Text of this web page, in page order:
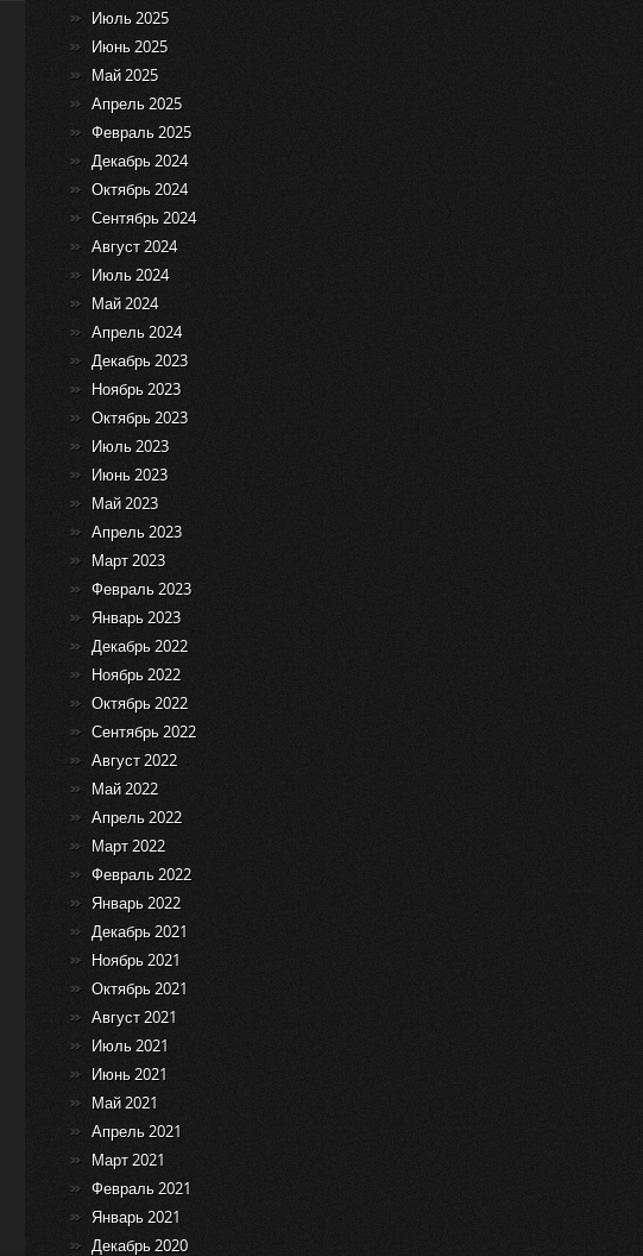
Июль 2025
Июнь 2025
Май 2025
Апрель 2025
Февраль 2025
Декабрь 2024
Октябрь 2024
Сентябрь 2024
Август 2024
Июль 2024
Май 2024
Апрель 2024
Декабрь 2023
Ноябрь 2023
Октябрь 2023
Июль 2023
Июнь 2023
Май 2023
Апрель 2023
Март 2023
Февраль 2023
Январь 2023
Декабрь 2022
Ноябрь 2022
Октябрь 2022
Сентябрь 2022
Август 2022
Май 2022
Апрель 2022
Март 2022
Февраль 2022
Январь 2022
Декабрь 2021
Ноябрь 2021
Октябрь 2021
Август 2021
Июль 2021
Июнь 2021
Май 2021
Апрель 2021
Март 2021
Февраль 2021
Январь 2021
Декабрь 2020